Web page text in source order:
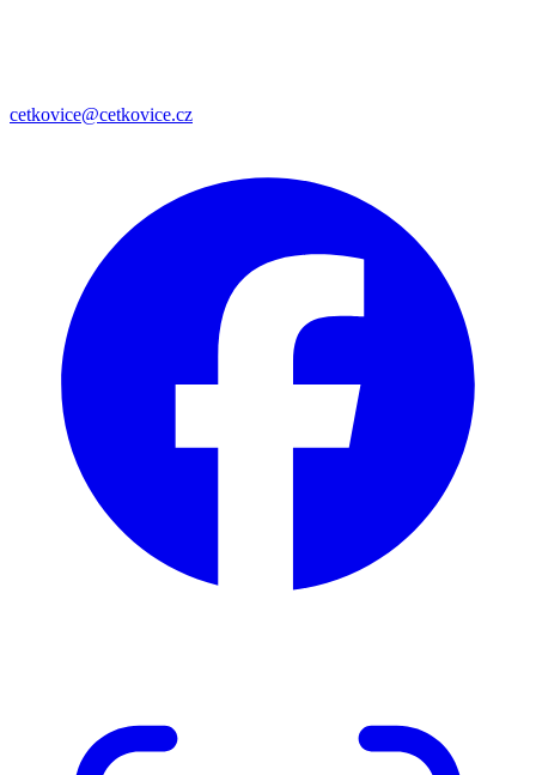
cetkovice@cetkovice.cz